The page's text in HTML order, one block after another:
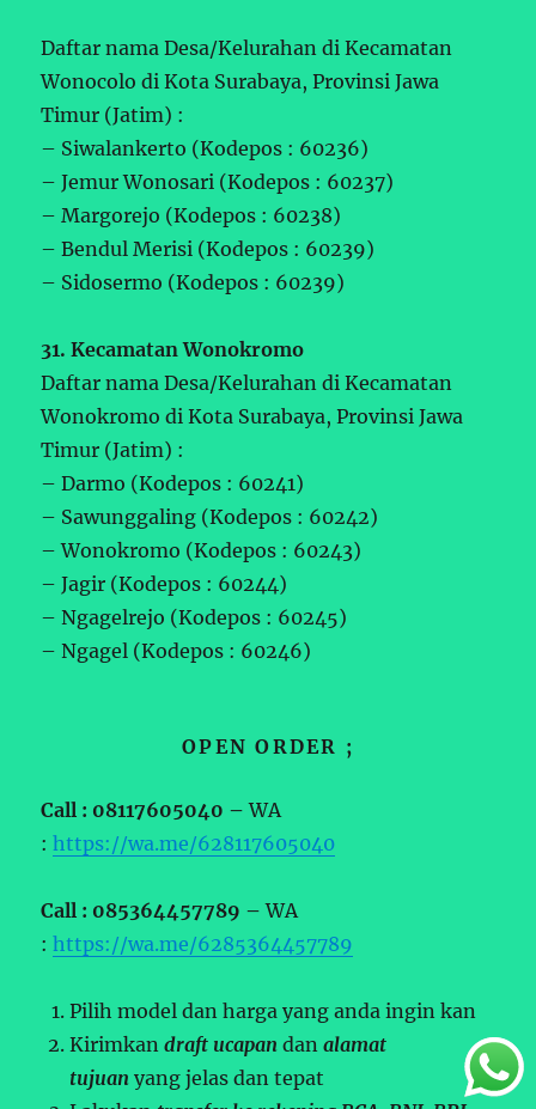
Daftar nama Desa/Kelurahan di Kecamatan
Wonocolo di Kota Surabaya, Provinsi Jawa
Timur (Jatim) :
– Siwalankerto (Kodepos : 60236)
– Jemur Wonosari (Kodepos : 60237)
– Margorejo (Kodepos : 60238)
– Bendul Merisi (Kodepos : 60239)
– Sidosermo (Kodepos : 60239)
31. Kecamatan Wonokromo
Daftar nama Desa/Kelurahan di Kecamatan
Wonokromo di Kota Surabaya, Provinsi Jawa
Timur (Jatim) :
– Darmo (Kodepos : 60241)
– Sawunggaling (Kodepos : 60242)
– Wonokromo (Kodepos : 60243)
– Jagir (Kodepos : 60244)
– Ngagelrejo (Kodepos : 60245)
– Ngagel (Kodepos : 60246)
OPEN ORDER ;
Call : 08117605040 –WA
:https://wa.me/628117605040
Call : 085364457789 –WA
:https://wa.me/6285364457789
Pilih model dan harga yang anda ingin kan
Kirimkandraft ucapan danalamat
tujuan yang jelas dan tepat